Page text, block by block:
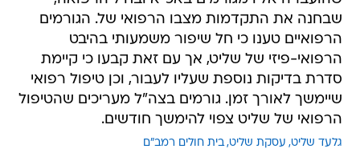
שבחנה את התקדמות מצבו הרפואי של. הגורמים
הרפואיים טענו כי חל שיפור משמעותי בהיבט
הרפואי-פיזי של שליט, אך עם זאת קבעו כי קיימת
סדרת בדיקות נוספת שעליו לעבור, וכן טיפול רפואי
שיימשך לאורך זמן. גורמים בצה"ל מעריכים שהטיפול
הרפואי של שליט צפוי להימשך חודשים.
גלעד שליט עסקת שליט בית חולים רמב"ם